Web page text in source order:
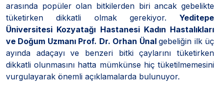
arasında popüler olan bitkilerden biri ancak gebelikte
tüketirken dikkatli olmak gerekiyor. Yeditepe
Üniversitesi Kozyatağı Hastanesi Kadın Hastalıkları
ve Doğum Uzmanı Prof. Dr. Orhan Ünalgebeliğin ilk üç
ayında adaçayı ve benzeri bitki çaylarını tüketirken
dikkatli olunmasını hatta mümkünse hiç tüketilmemesini
vurgulayarak önemli açıklamalarda bulunuyor.